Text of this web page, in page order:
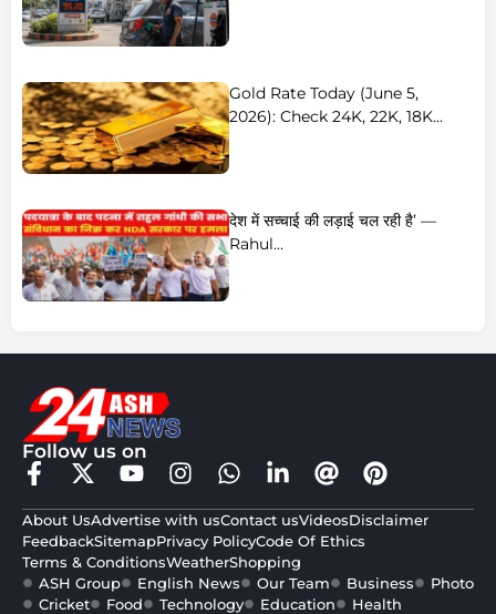
Gold Rate Today (June 5,
2026): Check 24K, 22K, 18K...
देश में सच्चाई की लड़ाई चल रही है’ —
Rahul...
Follow us on
About UsAdvertise with usContact usVideosDisclaimer
FeedbackSitemapPrivacy PolicyCode Of Ethics
Terms & ConditionsWeatherShopping
ASH Group
English News Our Team Business
Photo
Cricket
Food Technology Education
Health